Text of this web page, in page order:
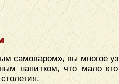
самоваром», вы многое
напитком, что мало